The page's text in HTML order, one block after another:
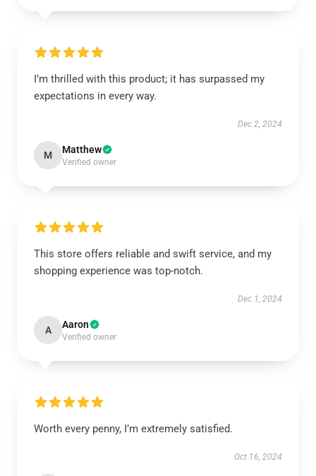
I’m thrilled with this product; it has surpassed my
expectations in every way.
Dec 2, 2024
M Matthew
Verified owner
This store offers reliable and swift service, and my
shopping experience was top-notch.
Dec 1, 2024
A Aaron
Verified owner
Worth every penny, I’m extremely satisfied.
Oct 16, 2024